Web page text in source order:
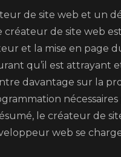
de site web et un
créateur de site web
et la mise en page
qu’il est attrayant
davantage sur la
le créateur de
web se